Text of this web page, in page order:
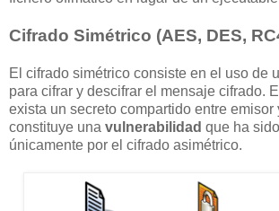
Cifrado Simétrico (AES, DES,
El cifrado simétrico consiste en el uso de
para cifrar y descifrar el mensaje cifrado.
exista un secreto compartido entre emisor
constituye una vulnerabilidad que ha
únicamente por el cifrado asimétrico.